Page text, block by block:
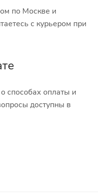
по Москве и
с курьером при
способах оплаты и
доступны в